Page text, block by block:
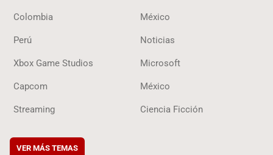
Colombia México
Perú Noticias
Xbox Game Studios Microsoft
Capcom México
Streaming Ciencia Ficción
VER MÁS TEMAS